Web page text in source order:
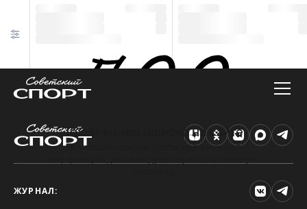
Техническая ошибка на сайте
Произошла ошибка. Чтобы найти нужную
ЖУРНАЛ: